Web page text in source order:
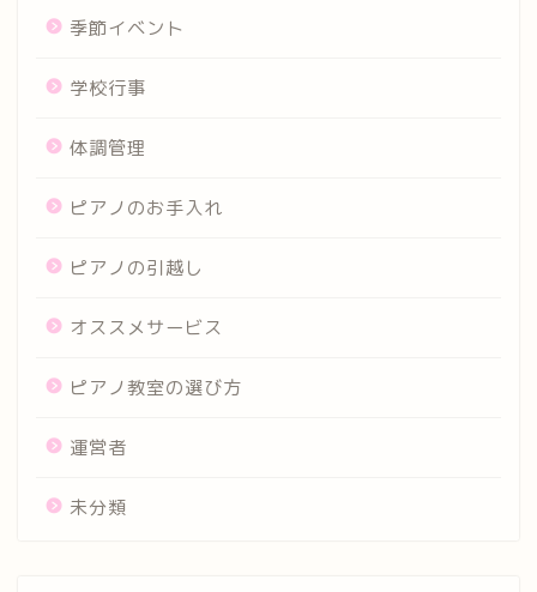
季節イベント
学校行事
体調管理
ピアノのお手入れ
ピアノの引越し
オススメサービス
ピアノ教室の選び方
運営者
未分類